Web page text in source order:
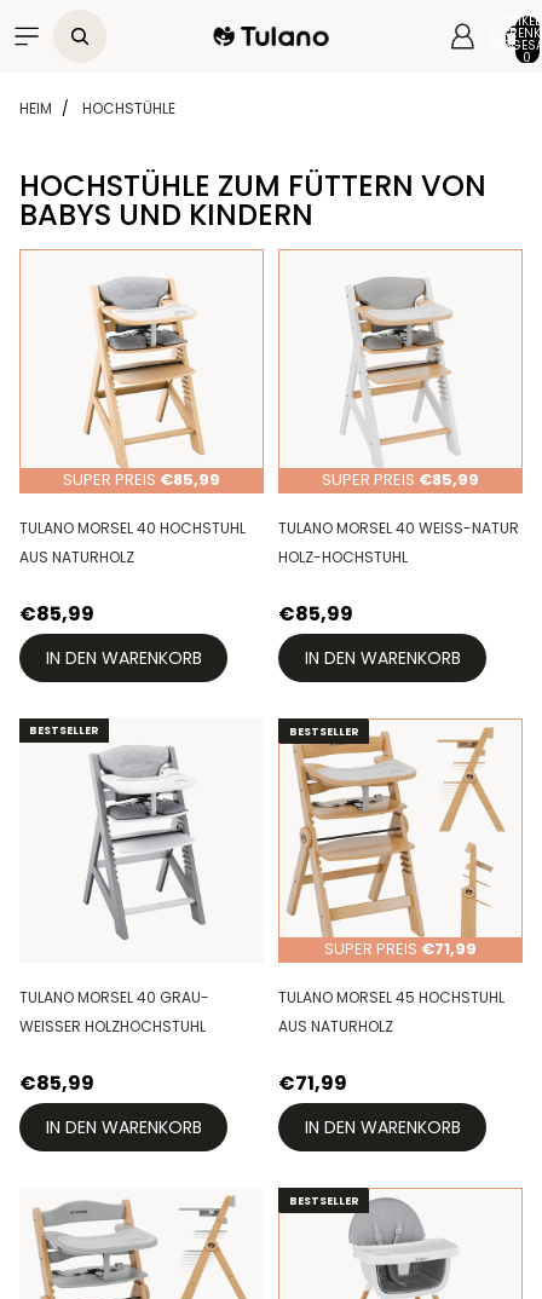
0
HEIM HOCHSTÜHLE
HOCHSTÜHLE ZUM FÜTTERN VON
BABYS UND KINDERN
SUPER PREIS €85,99
TULANO MORSEL 40 HOCHSTUHL
AUS NATURHOLZ
€85,99
IN DEN WARENKORB
SUPER PREIS €85,99
TULANO MORSEL 40 WEISS-NATUR H
OLZ-HOCHSTUHL
€85,99
IN DEN WARENKORB
BESTSELLER
BESTSELLER
TULANO MORSEL 40 GRAU-
WEISSER HOLZHOCHSTUHL
€85,99
IN DEN WARENKORB
BESTSELLER
BESTSELLER
SUPER PREIS €71,99
TULANO MORSEL 45 HOCHSTUHL
AUS NATURHOLZ
€71,99
IN DEN WARENKORB
BESTSELLER
BESTSELLER